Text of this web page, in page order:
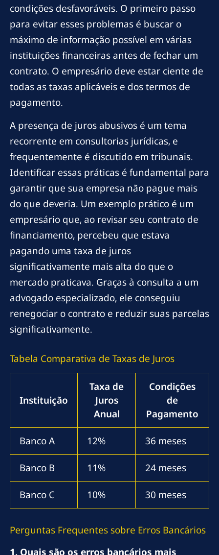
condições desfavoráveis. O primeiro passo
para evitar esses problemas é buscar o
máximo de informação possível em várias
instituições financeiras antes de fechar um
contrato. O empresário deve estar ciente de
todas as taxas aplicáveis e dos termos de
pagamento.
A presença de juros abusivos é um tema
recorrente em consultorias jurídicas, e
frequentemente é discutido em tribunais.
Identificar essas práticas é fundamental para
garantir que sua empresa não pague mais
do que deveria. Um exemplo prático é um
empresário que, ao revisar seu contrato de
financiamento, percebeu que estava
pagando uma taxa de juros
significativamente mais alta do que o
mercado praticava. Graças à consulta a um
advogado especializado, ele conseguiu
renegociar o contrato e reduzir suas parcelas
significativamente.
Tabela Comparativa de Taxas de Juros
Instituição
Taxa de
Juros
Anual
Condições
de
Pagamento
Banco A 12% 36 meses
Banco B 11% 24 meses
Banco C 10% 30 meses
Perguntas Frequentes sobre Erros Bancários
1. Quais são os erros bancários mais